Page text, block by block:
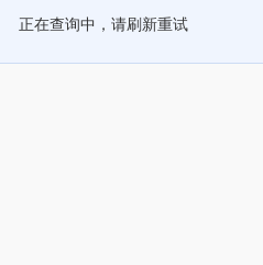
正在查询中，请刷新重试